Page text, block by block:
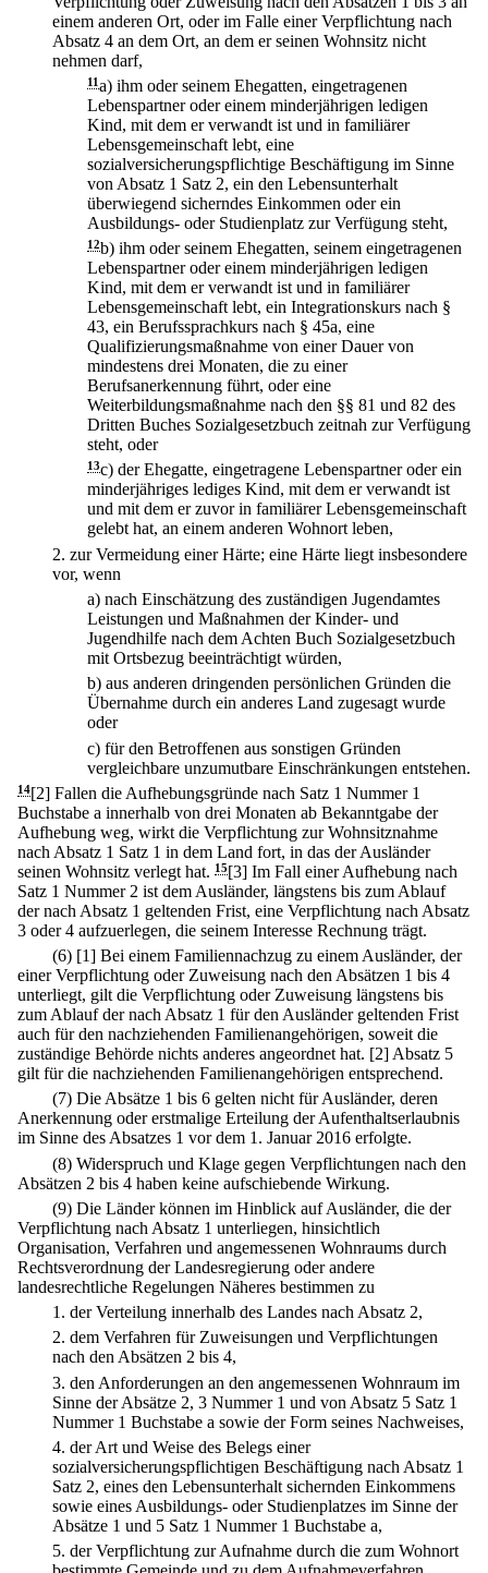
einem anderen Ort, oder im Falle einer Verpflichtung nach
Absatz 4 an dem Ort, an dem er seinen Wohnsitz nicht
nehmen darf,
11 a) ihm oder seinem Ehegatten, eingetragenen
Lebenspartner oder einem minderjährigen ledigen
Kind, mit dem er verwandt ist und in familiärer
Lebensgemeinschaft lebt, eine
sozialversicherungspflichtige Beschäftigung im Sinne
von Absatz 1 Satz 2, ein den Lebensunterhalt
überwiegend sicherndes Einkommen oder ein
Ausbildungs- oder Studienplatz zur Verfügung steht,
12b) ihm oder seinem Ehegatten, seinem eingetragenen
Lebenspartner oder einem minderjährigen ledigen
Kind, mit dem er verwandt ist und in familiärer
Lebensgemeinschaft lebt, ein Integrationskurs nach §
43, ein Berufssprachkurs nach § 45a, eine
Qualifizierungsmaßnahme von einer Dauer von
mindestens drei Monaten, die zu einer
Berufsanerkennung führt, oder eine
Weiterbildungsmaßnahme nach den §§ 81 und 82 des
Dritten Buches Sozialgesetzbuch zeitnah zur Verfügung
steht, oder
13c) der Ehegatte, eingetragene Lebenspartner oder ein
minderjähriges lediges Kind, mit dem er verwandt ist
und mit dem er zuvor in familiärer Lebensgemeinschaft
gelebt hat, an einem anderen Wohnort leben,
2. zur Vermeidung einer Härte; eine Härte liegt insbesondere
vor, wenn
a) nach Einschätzung des zuständigen Jugendamtes
Leistungen und Maßnahmen der Kinder- und
Jugendhilfe nach dem Achten Buch Sozialgesetzbuch
mit Ortsbezug beeinträchtigt würden,
b) aus anderen dringenden persönlichen Gründen die
Übernahme durch ein anderes Land zugesagt wurde
oder
c) für den Betroffenen aus sonstigen Gründen
vergleichbare unzumutbare Einschränkungen entstehen.
14[2] Fallen die Aufhebungsgründe nach Satz 1 Nummer 1
Buchstabe a innerhalb von drei Monaten ab Bekanntgabe der
Aufhebung weg, wirkt die Verpflichtung zur Wohnsitznahme
nach Absatz 1 Satz 1 in dem Land fort, in das der Ausländer
seinen Wohnsitz verlegt hat. 15[3] Im Fall einer Aufhebung nach
Satz 1 Nummer 2 ist dem Ausländer, längstens bis zum Ablauf
der nach Absatz 1 geltenden Frist, eine Verpflichtung nach Absatz
3 oder 4 aufzuerlegen, die seinem Interesse Rechnung trägt.
(6) [1] Bei einem Familiennachzug zu einem Ausländer, der
einer Verpflichtung oder Zuweisung nach den Absätzen 1 bis 4
unterliegt, gilt die Verpflichtung oder Zuweisung längstens bis
zum Ablauf der nach Absatz 1 für den Ausländer geltenden Frist
auch für den nachziehenden Familienangehörigen, soweit die
zuständige Behörde nichts anderes angeordnet hat. [2] Absatz 5
gilt für die nachziehenden Familienangehörigen entsprechend.
(7) Die Absätze 1 bis 6 gelten nicht für Ausländer, deren
Anerkennung oder erstmalige Erteilung der Aufenthaltserlaubnis
im Sinne des Absatzes 1 vor dem 1. Januar 2016 erfolgte.
(8) Widerspruch und Klage gegen Verpflichtungen nach den
Absätzen 2 bis 4 haben keine aufschiebende Wirkung.
(9) Die Länder können im Hinblick auf Ausländer, die der
Verpflichtung nach Absatz 1 unterliegen, hinsichtlich
Organisation, Verfahren und angemessenen Wohnraums durch
Rechtsverordnung der Landesregierung oder andere
landesrechtliche Regelungen Näheres bestimmen zu
1. der Verteilung innerhalb des Landes nach Absatz 2,
2. dem Verfahren für Zuweisungen und Verpflichtungen
nach den Absätzen 2 bis 4,
3. den Anforderungen an den angemessenen Wohnraum im
Sinne der Absätze 2, 3 Nummer 1 und von Absatz 5 Satz 1
Nummer 1 Buchstabe a sowie der Form seines Nachweises,
4. der Art und Weise des Belegs einer
sozialversicherungspflichtigen Beschäftigung nach Absatz 1
Satz 2, eines den Lebensunterhalt sichernden Einkommens
sowie eines Ausbildungs- oder Studienplatzes im Sinne der
Absätze 1 und 5 Satz 1 Nummer 1 Buchstabe a,
5. der Verpflichtung zur Aufnahme durch die zum Wohnort